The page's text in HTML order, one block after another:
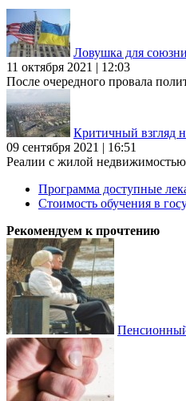
Ловушка для
11 октября 2021 | 12:03
После очередного провала
Критичный взгляд
09 сентября 2021 | 16:51
Реалии с жилой недвижимостью
Программа доступные
Стоимость обучения в
Рекомендуем к прочтению